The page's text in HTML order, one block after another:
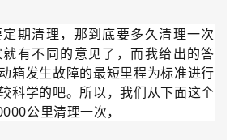
期清理，那到底要多久清理一次
有不同的意见了，而我给出的答
箱发生故障的最短里程为标准进行
科学的吧。所以，我们从下面这个
公里清理一次，